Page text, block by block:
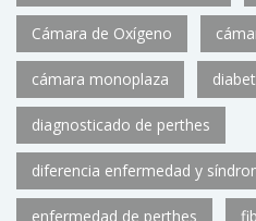
Cámara de Oxígeno
cámara monoplaza
diagnosticado de perthes
diferencia enfermedad y
enfermedad de perthes